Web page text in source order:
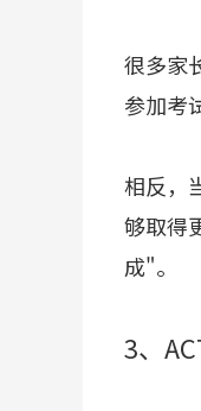
很多家
参加考
相反，
够取得
成"。
3、